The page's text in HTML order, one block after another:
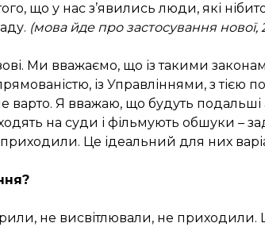
що у нас з’явились люди, які
(мова йде про застосування нової,
Ми вважаємо, що із такими
із Управліннями, з тією
варто. Я вважаю, що будуть
на суди і фільмують обшуки –
Це ідеальний для них
не висвітлювали, не приходили.